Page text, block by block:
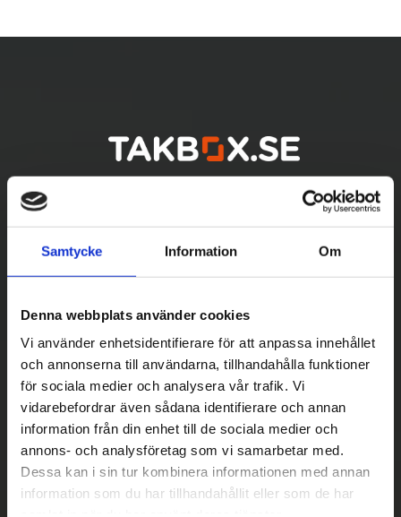
Samtycke Information Om
Denna webbplats använder cookies
Vi använder enhetsidentifierare för att anpassa innehållet
och annonserna till användarna, tillhandahålla funktioner
för sociala medier och analysera vår trafik. Vi
vidarebefordrar även sådana identifierare och annan
information från din enhet till de sociala medier och
annons- och analysföretag som vi samarbetar med.
Dessa kan i sin tur kombinera informationen med annan
information som du har tillhandahållit eller som de har
Betala säkert
|| Välj ||
Snabba leveranser